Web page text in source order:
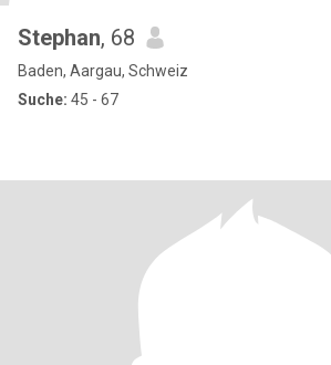
Stephan, 68
Baden, Aargau, Schweiz
Suche: 45 - 67